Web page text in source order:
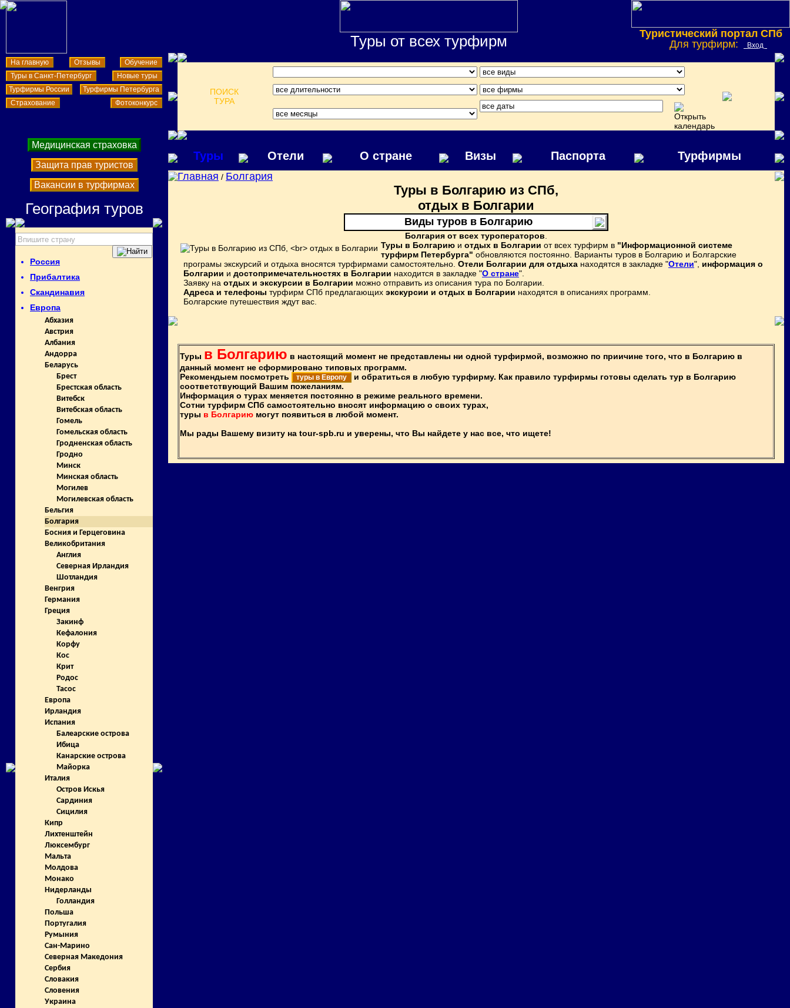
Туры от всех турфирм
Туристический портал СПб
Для турфирм:
Вход
На главную Отзывы
Обучение
Туры в Санкт-Петербург
Новые туры
Турфирмы России
Турфирмы Петербурга
Страхование
Фотоконкурс
ПОИСК
ТУРА
Медицинская страховка
Защита прав туристов
Вакансии в турфирмах
География туров
Россия
Прибалтика
Скандинавия
Европа
Абхазия
Австрия
Албания
Андорра
Беларусь
Брест
Брестская область
Витебск
Витебская область
Гомель
Гомельская область
Гродненская область
Гродно
Минск
Минская область
Могилев
Могилевская область
Бельгия
Болгария
Босния и Герцеговина
Великобритания
Англия
Северная Ирландия
Шотландия
Венгрия
Германия
Греция
Закинф
Кефалония
Корфу
Кос
Крит
Родос
Тасос
Европа
Ирландия
Испания
Балеарские острова
Ибица
Канарские острова
Майорка
Италия
Остров Искья
Сардиния
Сицилия
Кипр
Лихтенштейн
Люксембург
Мальта
Молдова
Монако
Нидерланды
Голландия
Польша
Португалия
Румыния
Сан-Марино
Северная Македония
Сербия
Словакия
Словения
Украина
Туры Отели О стране Визы Паспорта Турфирмы
Главная / Болгария
Туры в Болгарию из СПб,
отдых в Болгарии
Виды туров в Болгарию
Болгария от всех туроператоров
Туры в Болгарию и отдых в Болгарии от всех турфирм в "Информационной системе
турфирм Петербурга" обновляются постоянно. Варианты туров в Болгарию и Болгарские
програмы экскурсий и отдыха вносятся турфирмами самостоятельно. Отели Болгарии для отдыха находятся в закладке "Отели", информация о
Болгарии и достопримечательностях в Болгарии находится в закладке "О стране".
Заявку на отдых и экскурсии в Болгарии можно отправить из описания тура по Болгарии.
Адреса и телефоны турфирм СПб предлагающих экскурсии и отдых в Болгарии находятся в описаниях программ.
Болгарские путешествия ждут вас.
Туры в Болгарию в настоящий момент не представлены ни одной турфирмой, возможно по приичине того, что в Болгарию в
данный момент не сформировано типовых программ.
Рекомендыем посмотреть
туры в Европу
и обратиться в любую турфирму. Как правило турфирмы готовы сделать тур в Болгарию
соответствующий Вашим пожеланиям.
Информация о турах меняется постоянно в режиме реального времени.
Сотни турфирм СПб самостоятельно вносят информацию о своих турах,
туры в Болгарию могут появиться в любой момент.
Мы рады Вашему визиту на tour-spb.ru и уверены, что Вы найдете у нас все, что ищете!